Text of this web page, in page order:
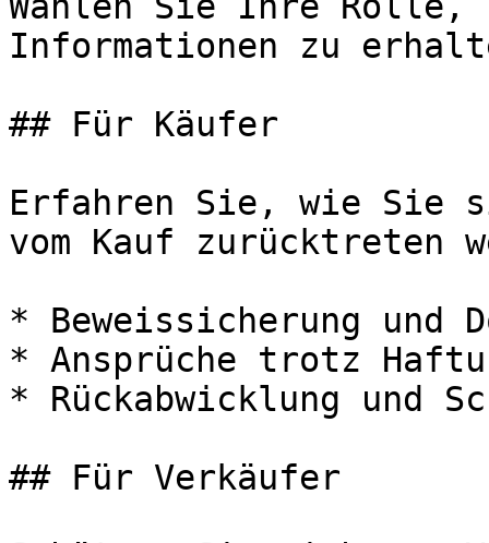
Informationen zu
## Für Käufer
Erfahren Sie, wie Sie
vom Kauf zurücktreten
* Beweissicherung und
* Ansprüche trotz
* Rückabwicklung und
## Für Verkäufer